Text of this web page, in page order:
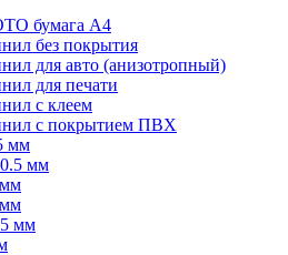
бумага А4
без покрытия
для авто (анизотропный)
для печати
с клеем
с покрытием ПВХ
мм
мм
мм